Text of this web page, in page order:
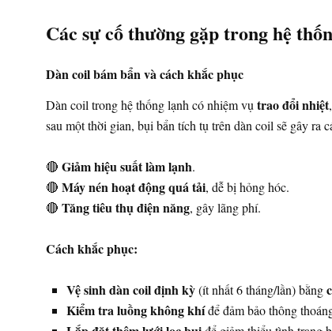
Các sự cố thường gặp trong hệ
Dàn coil bám bẩn và cách khắc phục
Dàn coil trong hệ thống lạnh có nhiệm vụtrao đổi nhiệt
sau một thời gian, bụi bẩn tích tụ trên dàn coil sẽ gây ra
🔴 Giảm hiệu suất làm lạnh.
🔴 Máy nén hoạt động quá tải, dễ bị hỏng hóc.
🔴 Tăng tiêu thụ điện năng, gây lãng phí.
Cách khắc phục:
Vệ sinh dàn coil định kỳ(ít nhất 6 tháng/lần) bằng
Kiểm tra luồng không khíđể đảm bảo thông